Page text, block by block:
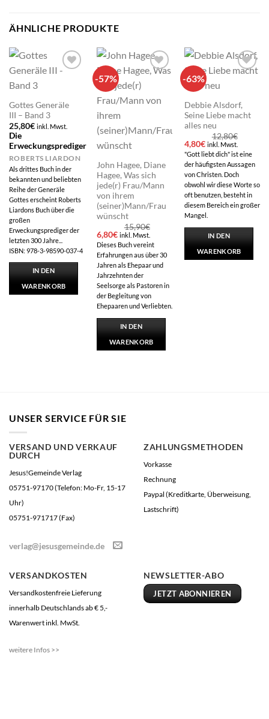
ÄHNLICHE PRODUKTE
Gottes Generäle
III – Band 3
25,80€ inkl. Mwst.
Die
Erweckungsprediger
ROBERTS LIARDON
Als drittes Buch in der
bekannten und beliebten
Reihe der Generäle
Gottes erscheint Roberts
Liardons Buch über die
großen
Erweckungsprediger der
letzten 300 Jahre...
ISBN: 978-3-98590-037-4
IN DEN
WARENKORB
-57%
Add to
John Hagee, Diane
Hagee, Was sich
jede(r) Frau/Mann
von ihrem
(seiner)Mann/Frau
wünscht
15,90€
Ursprünglicher
Preis
war:
15,90€
6,80€Aktueller
Preis
ist:
6,80€.
inkl. Mwst.
Dieses Buch vereint
Erfahrungen aus über 30
Jahren als Ehepaar und
Jahrzehnten der
Seelsorge als Pastoren in
der Begleitung von
Ehepaaren und Verliebten.
IN DEN
WARENKORB
-63%
Debbie Alsdorf,
Seine Liebe macht
alles neu
12,80€
Ursprünglicher
Preis
war:
12,80€
4,80€Aktueller
Preis
ist:
4,80€.
inkl. Mwst.
"Gott liebt dich" ist eine
der häufigsten Aussagen
von Christen. Doch
obwohl wir diese Worte so
oft benutzen, besteht in
diesem Bereich ein großer
Mangel.
IN DEN
WARENKORB
UNSER SERVICE FÜR SIE
VERSAND UND VERKAUF
DURCH
Jesus!Gemeinde Verlag
05751-97170 (Telefon: Mo-Fr, 15-17
Uhr)
05751-971717 (Fax)
verlag@jesusgemeinde.de
ZAHLUNGSMETHODEN
Vorkasse
Rechnung
Paypal (Kreditkarte, Überweisung,
Lastschrift)
VERSANDKOSTEN
Versandkostenfreie Lieferung
innerhalb Deutschlands ab € 5,-
Warenwert inkl. MwSt.
weitere Infos >>
NEWSLETTER-ABO
JETZT ABONNIEREN